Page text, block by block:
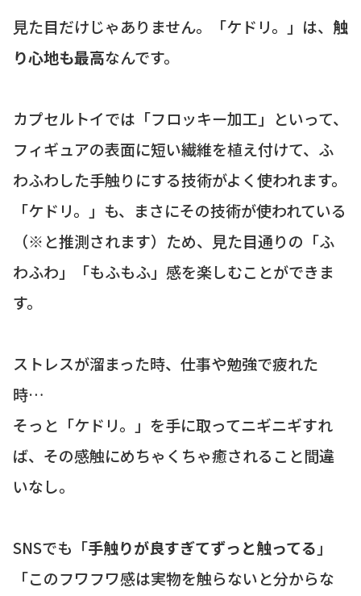
見た目だけじゃありません。「ケドリ。」は、 触
り心地も最高なんです。
カプセルトイでは「フロッキー加工」といって、
フィギュアの表面に短い繊維を植え付けて、ふ
わふわした手触りにする技術がよく使われます。
「ケドリ。」も、まさにその技術が使われている
（※と推測されます）ため、見た目通りの「ふ
わふわ」「もふもふ」感を楽しむことができま
す。
ストレスが溜まった時、仕事や勉強で疲れた
時…
そっと「ケドリ。」を手に取ってニギニギすれ
ば、その感触にめちゃくちゃ癒されること間違
いなし。
SNSでも「手触りが良すぎてずっと触ってる 」
「このフワフワ感は実物を触らないと分からな